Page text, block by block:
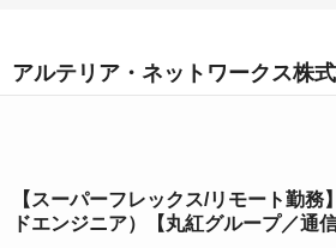
アルテリア・ネットワークス株
【スーパーフレックス/リモート勤務
ドエンジニア）【丸紅グループ／通